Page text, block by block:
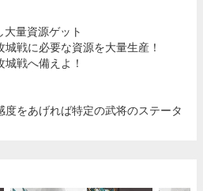
量資源ゲット
戦に必要な資源を大量生産！
戦へ備えよ！
をあげれば特定の武将のステータ